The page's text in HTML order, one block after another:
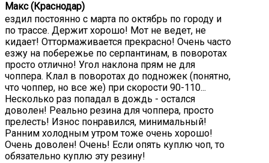
Макс (Краснодар)
ездил постоянно с марта по октябрь по городу и
по трассе. Держит хорошо! Мот не ведет, не
кидает! Оттормаживается прекрасно! Очень часто
езжу на побережье по серпантинам, в поворотах
просто отлично! Угол наклона прям не для
чоппера. Клал в поворотах до подножек (понятно,
что чоппер, но все же) при скорости 90-110...
Несколько раз попадал в дождь - остался
доволен! Реально резина для чоппера, просто
прелесть! Износ понравился, минимальный!
Ранним холодным утром тоже очень хорошо!
Очень доволен! Очень! Если опять куплю чоп, то
обязательно куплю эту резину!